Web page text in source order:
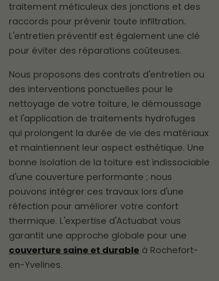
traitement méticuleux des jonctions et des
raccords pour prévenir toute infiltration.
L'entretien préventif est également une clé
pour éviter des réparations coûteuses.
Nous proposons des contrats d'entretien ou
des interventions ponctuelles pour le
nettoyage de votre toiture, le démoussage
et l'application de traitements hydrofuges
qui prolongent la durée de vie des matériaux
et maintiennent leur aspect esthétique. Une
bonne isolation de la toiture est indissociable
d'une couverture performante ; nous
pouvons intégrer ces travaux lors d'une
réfection pour améliorer votre confort
thermique. L'expertise d'Actuabat vous
garantit une approche globale pour une
couverture saine et durable à Rochefort-
en-Yvelines.